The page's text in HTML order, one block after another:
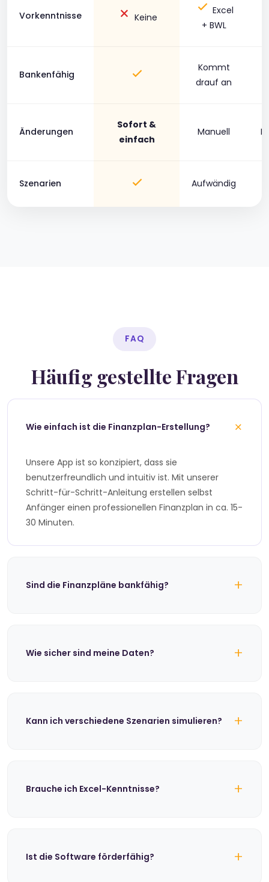
Vorkenntnisse Keine
Excel
+ BWL
Bankenfähig
Kommt
drauf an
Änderungen
Sofort &
einfach
Manuell
Szenarien Aufwändig
FAQ
Häufig gestellte Fragen
Wie einfach ist die Finanzplan-Erstellung? +
Unsere App ist so konzipiert, dass sie
benutzerfreundlich und intuitiv ist. Mit unserer
Schritt-für-Schritt-Anleitung erstellen selbst
Anfänger einen professionellen Finanzplan in ca. 15-
30 Minuten.
Sind die Finanzpläne bankfähig? +
Wie sicher sind meine Daten? +
Kann ich verschiedene Szenarien simulieren? +
Brauche ich Excel-Kenntnisse? +
Ist die Software förderfähig? +